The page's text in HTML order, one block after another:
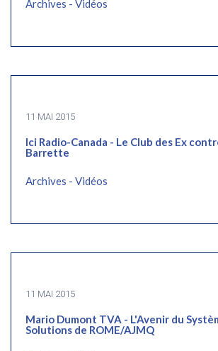
Archives - Vidéos
11 MAI 2015
Ici Radio-Canada - Le Club des Ex
Barrette
Archives - Vidéos
11 MAI 2015
Mario Dumont TVA - L'Avenir du
Solutions de ROME/AJMQ